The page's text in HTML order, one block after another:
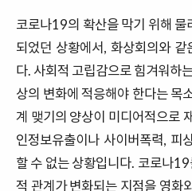
코로나19의 확산을 막기 위해
되었던 상황에서, 화상회의와 같
다. 사회적 고립감으로 힘겨워하
상의 변화에 적응해야 한다는 목
계 맺기의 양상이 미디어적으로
인정보유출이나 사이버폭력, 피
할 수 없는 상황입니다. 코로나19
적 관계가 변화되는 지점을 영화